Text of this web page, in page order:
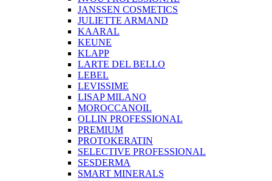
JANSSEN COSMETICS
JULIETTE ARMAND
KAARAL
KEUNE
KLAPP
LARTE DEL BELLO
LEBEL
LEVISSIME
LISAP MILANO
MOROCCANOIL
OLLIN PROFESSIONAL
PREMIUM
PROTOKERATIN
SELECTIVE PROFESSIONAL
SESDERMA
SMART MINERALS